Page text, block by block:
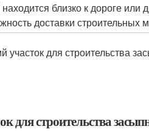
близко к дороге или
доставки строительных
для строительства
для строительства